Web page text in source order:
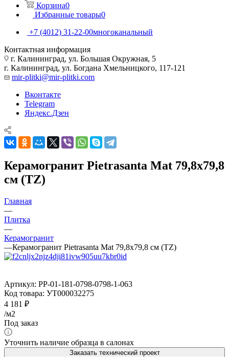
Корзина0
Избранные товары0
+7 (4012) 31-22-00многоканальный
Контактная информация
г. Калининград, ул. Большая Окружная, 5
г. Калининград, ул. Богдана Хмельницкого, 117-121
mir-plitki@mir-plitki.com
Вконтакте
Telegram
Яндекс.Дзен
Керамогранит Pietrasanta Mat 79,8x79,8
см (TZ)
Главная
—
Плитка
—
Керамогранит
—Керамогранит Pietrasanta Mat 79,8x79,8 см (TZ)
Артикул: PP-01-181-0798-0798-1-063
Код товара: УТ000032275
4 181 ₽
/м2
Под заказ
Уточнить наличие образца в салонах
Заказать технический проект